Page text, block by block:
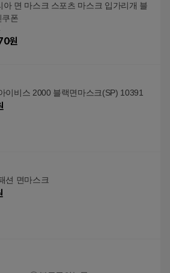
아 면 마스크 스포츠 마스크 입가리개 블
쿠폰
원
이비스 2000 블랙면마스크(SP) 10391
션 면마스크